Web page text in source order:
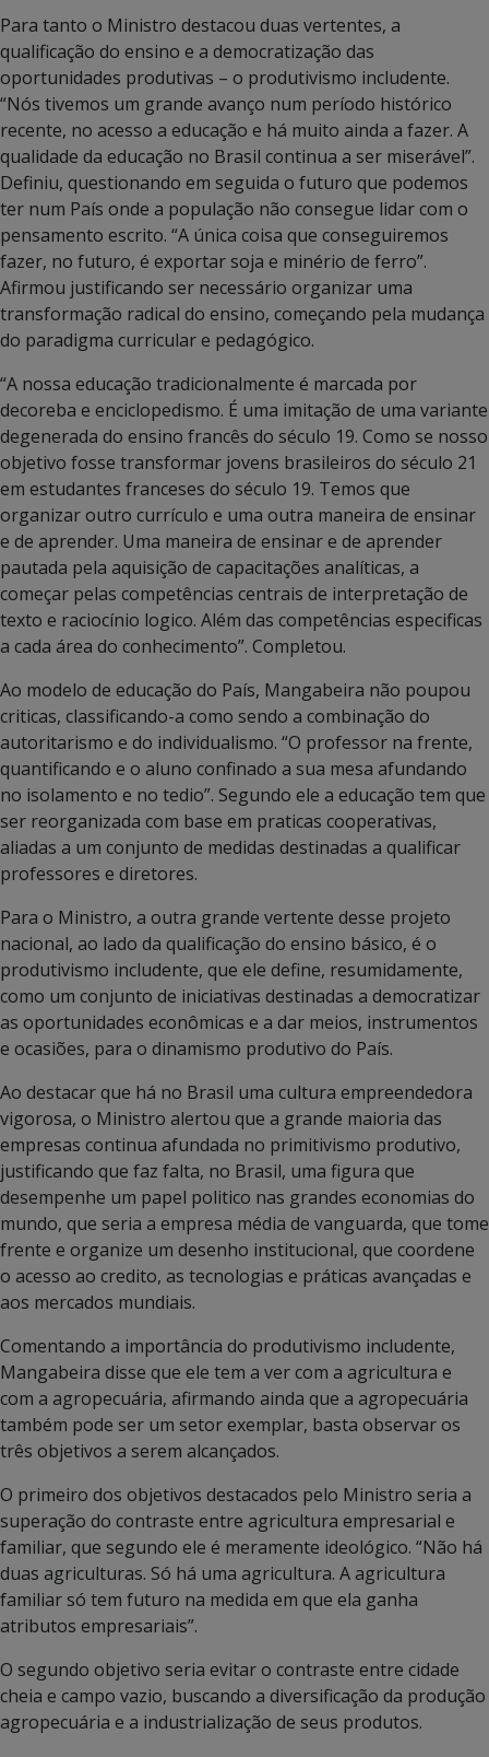
Para tanto o Ministro destacou duas vertentes, a
qualificação do ensino e a democratização das
oportunidades produtivas – o produtivismo includente.
“Nós tivemos um grande avanço num período histórico
recente, no acesso a educação e há muito ainda a fazer. A
qualidade da educação no Brasil continua a ser miserável”.
Definiu, questionando em seguida o futuro que podemos
ter num País onde a população não consegue lidar com o
pensamento escrito. “A única coisa que conseguiremos
fazer, no futuro, é exportar soja e minério de ferro”.
Afirmou justificando ser necessário organizar uma
transformação radical do ensino, começando pela mudança
do paradigma curricular e pedagógico.
“A nossa educação tradicionalmente é marcada por
decoreba e enciclopedismo. É uma imitação de uma variante
degenerada do ensino francês do século 19. Como se nosso
objetivo fosse transformar jovens brasileiros do século 21
em estudantes franceses do século 19. Temos que
organizar outro currículo e uma outra maneira de ensinar
e de aprender. Uma maneira de ensinar e de aprender
pautada pela aquisição de capacitações analíticas, a
começar pelas competências centrais de interpretação de
texto e raciocínio logico. Além das competências especificas
a cada área do conhecimento”. Completou.
Ao modelo de educação do País, Mangabeira não poupou
criticas, classificando-a como sendo a combinação do
autoritarismo e do individualismo. “O professor na frente,
quantificando e o aluno confinado a sua mesa afundando
no isolamento e no tedio”. Segundo ele a educação tem que
ser reorganizada com base em praticas cooperativas,
aliadas a um conjunto de medidas destinadas a qualificar
professores e diretores.
Para o Ministro, a outra grande vertente desse projeto
nacional, ao lado da qualificação do ensino básico, é o
produtivismo includente, que ele define, resumidamente,
como um conjunto de iniciativas destinadas a democratizar
as oportunidades econômicas e a dar meios, instrumentos
e ocasiões, para o dinamismo produtivo do País.
Ao destacar que há no Brasil uma cultura empreendedora
vigorosa, o Ministro alertou que a grande maioria das
empresas continua afundada no primitivismo produtivo,
justificando que faz falta, no Brasil, uma figura que
desempenhe um papel politico nas grandes economias do
mundo, que seria a empresa média de vanguarda, que tome
frente e organize um desenho institucional, que coordene
o acesso ao credito, as tecnologias e práticas avançadas e
aos mercados mundiais.
Comentando a importância do produtivismo includente,
Mangabeira disse que ele tem a ver com a agricultura e
com a agropecuária, afirmando ainda que a agropecuária
também pode ser um setor exemplar, basta observar os
três objetivos a serem alcançados.
O primeiro dos objetivos destacados pelo Ministro seria a
superação do contraste entre agricultura empresarial e
familiar, que segundo ele é meramente ideológico. “Não há
duas agriculturas. Só há uma agricultura. A agricultura
familiar só tem futuro na medida em que ela ganha
atributos empresariais”.
O segundo objetivo seria evitar o contraste entre cidade
cheia e campo vazio, buscando a diversificação da produção
agropecuária e a industrialização de seus produtos.